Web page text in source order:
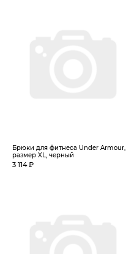
Брюки для фитнеса Under Armour,
размер XL, черный
3 114 ₽